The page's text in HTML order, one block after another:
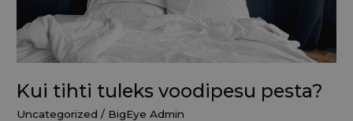
Kui tihti tuleks voodipesu pesta?
Uncategorized / BigEye Admin